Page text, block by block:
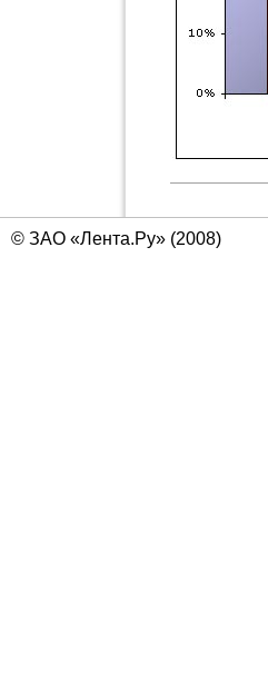
© ЗАО «Лента.Ру» (2008)